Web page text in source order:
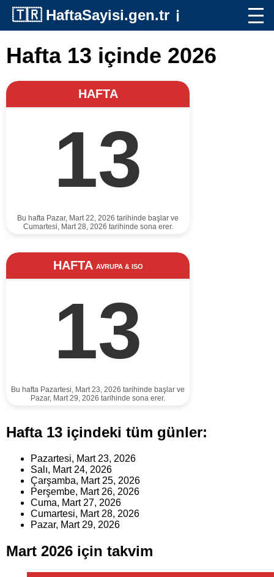
🇹🇷 HaftaSayisi.gen.tr ℹ️
Hafta 13 içinde 2026
HAFTA
13
Bu hafta Pazar, Mart 22, 2026 tarihinde başlar ve
Cumartesi, Mart 28, 2026 tarihinde sona erer.
HAFTA AVRUPA & ISO
13
Bu hafta Pazartesi, Mart 23, 2026 tarihinde başlar ve
Pazar, Mart 29, 2026 tarihinde sona erer.
Hafta 13 içindeki tüm günler:
Pazartesi, Mart 23, 2026
Salı, Mart 24, 2026
Çarşamba, Mart 25, 2026
Perşembe, Mart 26, 2026
Cuma, Mart 27, 2026
Cumartesi, Mart 28, 2026
Pazar, Mart 29, 2026
Mart 2026 için takvim